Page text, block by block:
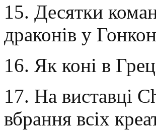
15. Десятки
драконів у
16. Як коні в
17. На виставці
вбрання всіх